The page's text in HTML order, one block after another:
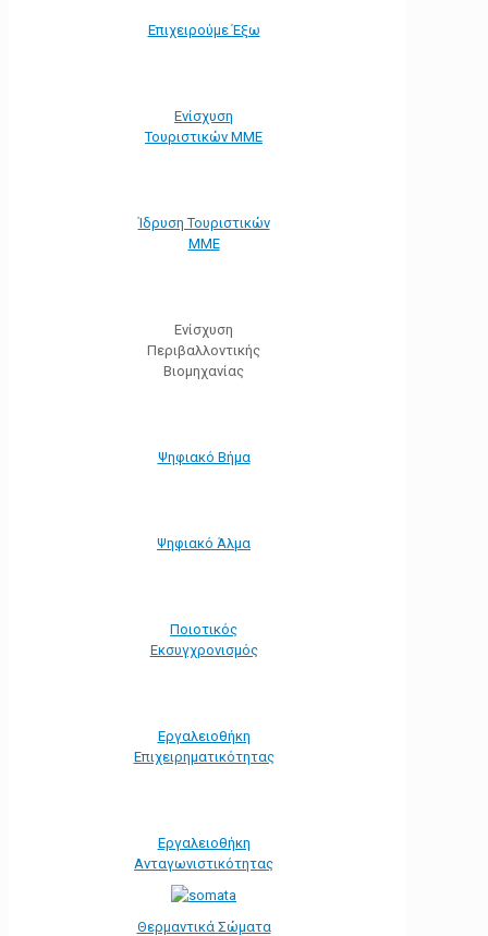
Επιχειρούμε Έξω
Ενίσχυση
Τουριστικών ΜΜΕ
Ίδρυση Τουριστικών
ΜΜΕ
Ενίσχυση
Περιβαλλοντικής
Βιομηχανίας
Ψηφιακό Βήμα
Ψηφιακό Άλμα
Ποιοτικός
Εκσυγχρονισμός
Εργαλειοθήκη
Eπιχειρηματικότητας
Εργαλειοθήκη
Ανταγωνιστικότητας
Θερμαντικά Σώματα